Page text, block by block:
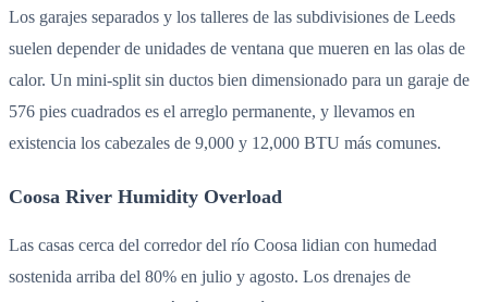
Los garajes separados y los talleres de las subdivisiones de Leeds
suelen depender de unidades de ventana que mueren en las olas de
calor. Un mini-split sin ductos bien dimensionado para un garaje de
576 pies cuadrados es el arreglo permanente, y llevamos en
existencia los cabezales de 9,000 y 12,000 BTU más comunes.
Coosa River Humidity Overload
Las casas cerca del corredor del río Coosa lidian con humedad
sostenida arriba del 80% en julio y agosto. Los drenajes de